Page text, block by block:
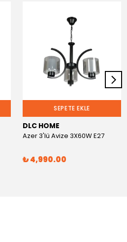
SEPETE EKLE
DLC HOME
Azer 3'lü Avize 3X60W E27
₺ 4,990.00